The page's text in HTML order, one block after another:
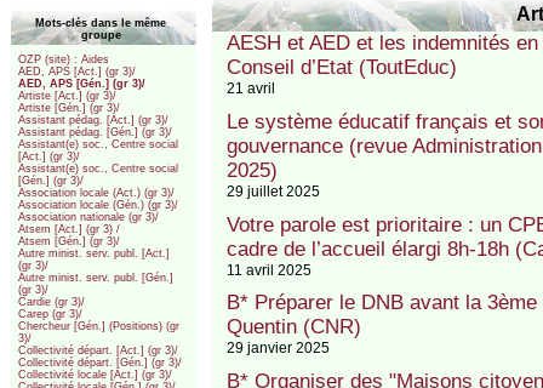
Mots-clés dans le même
groupe
OZP (site) : Aides
AED, APS [Act.] (gr 3)/
AED, APS [Gén.] (gr 3)/
Artiste [Act.] (gr 3)/
Artiste [Gén.] (gr 3)/
Assistant pédag. [Act.] (gr 3)/
Assistant pédag. [Gén.] (gr 3)/
Assistant(e) soc., Centre social
[Act.] (gr 3)/
Assistant(e) soc., Centre social
[Gén.] (gr 3)/
Association locale (Act.) (gr 3)/
Association locale (Gén.) (gr 3)/
Association nationale (gr 3)/
Atsem [Act.] (gr 3) /
Atsem [Gén.] (gr 3)/
Autre minist. serv. publ. [Act.]
(gr 3)/
Autre minist. serv. publ. [Gén.]
(gr 3)/
Cardie (gr 3)/
Carep (gr 3)/
Chercheur [Gén.] (Positions) (gr
3)/
Collectivité départ. [Act.] (gr 3)/
Collectivité départ. [Gén.] (gr 3)/
Collectivité locale [Act.] (gr 3)/
AESH et AED et les indemnités
Conseil d’Etat (ToutEduc)
21 avril
Le système éducatif français et
gouvernance (revue
2025)
29 juillet 2025
Votre parole est prioritaire : un
cadre de l’accueil élargi 8h-18h
11 avril 2025
B* Préparer le DNB avant la
Quentin (CNR)
29 janvier 2025
B* Organiser des "Maisons